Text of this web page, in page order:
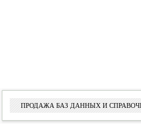
ПРОДАЖА БАЗ ДАННЫХ И